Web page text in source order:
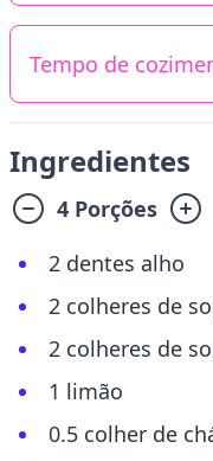
Tempo de
Ingredientes
4 Porções
2 dentes alho
2 colheres de
2 colheres de
1 limão
0.5 colher de